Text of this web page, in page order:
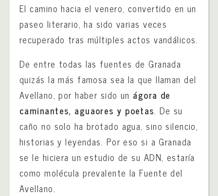
El camino hacia el venero, convertido en un
paseo literario, ha sido varias veces
recuperado tras múltiples actos vandálicos.
De entre todas las fuentes de Granada
quizás la más famosa sea la que llaman del
Avellano, por haber sido un ágora de
caminantes, aguaores y poetas. De su
caño no solo ha brotado agua, sino silencio,
historias y leyendas. Por eso si a Granada
se le hiciera un estudio de su ADN, estaría
como molécula prevalente la Fuente del
Avellano.